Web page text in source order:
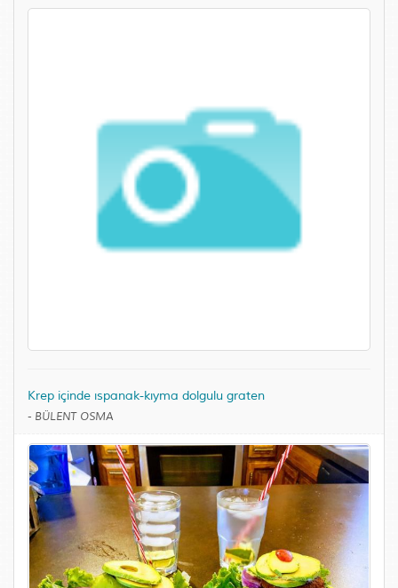
Krep içinde ıspanak-kıyma dolgulu graten
- BÜLENT OSMA